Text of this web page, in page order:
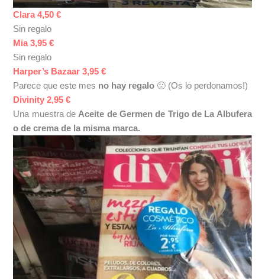
Clara 4,50 €
Sin regalo
Mia 3,95 €
Sin regalo
Harper’s Bazaar 3,95 €
Parece que este mes no hay regalo 🙁 (Os lo perdonamos!)
Divinity 2,95 €
Una muestra de Aceite de Germen de Trigo de La Albufera
o de crema de la misma marca.